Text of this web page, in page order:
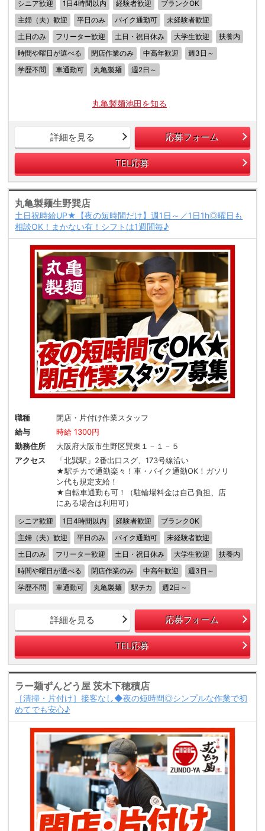
シニア歓迎 1日4時間以内 経験者歓迎
ブランクOK
主婦（夫）歓迎
平日のみ バイク通勤可
未経験者歓迎
土日のみ
フリーター歓迎 土日・祝日休み 大学生歓迎
扶養内
時間や曜日が選べる
閉店作業のみ 中高年歓迎
週3日～
学歴不問
車通勤可 丸亀製麺 週2日～
丸亀製麺池田を知る
詳細を見る 応募フォーム
TEL応募
丸亀製麺生野巽店
土日祝時給UP★【夜の短時間だけ】週1日～／1日1h◎曜日も
相談OK！まかない有！シフトは1週間毎♪
職種
閉店・片付け作業スタッフ
給与
時給 1300円
勤務住所
大阪府大阪市生野区巽東１－１－５
アクセス
「北巽駅」2番出口スグ、173号線沿い
★駅チカで通勤楽々！車・バイク通勤OK！ガソリ
ン代も規定支給！
★自転車通勤も可！（駐輪場料金は自己負担、店
にある場合は利用可）
シニア歓迎 1日4時間以内 経験者歓迎
ブランクOK
主婦（夫）歓迎
平日のみ バイク通勤可
未経験者歓迎
土日のみ
フリーター歓迎 土日・祝日休み 大学生歓迎
扶養内
時間や曜日が選べる
閉店作業のみ 中高年歓迎
週3日～
学歴不問
車通勤可 丸亀製麺 駅チカ 週2日～
詳細を見る 応募フォーム
TEL応募
ラー麺ずんどう屋 茨木下穂積店
［清掃・片付け］接客なし◆夜の短時間◎シンプルな作業で初
めてでも安心♪